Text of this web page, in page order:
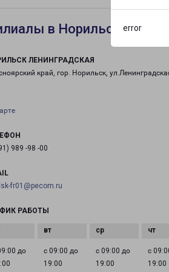
error
в Норильске
ЛЕНИНГРАДСКАЯ
край, гор. Норильск,
989 -98 -00
fr01@pecom.ru
РАБОТЫ
до
с 09:00 до
19:00
с 09:00 до
19:00
с
19:00